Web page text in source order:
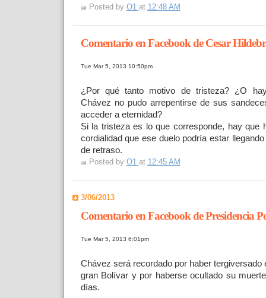
Posted by O1 at 12:48 AM
Comentario en Facebook de Cesar
Tue Mar 5, 2013 10:50pm
¿Por qué tanto motivo de tristeza? ¿O
Chávez no pudo arrepentirse de sus
acceder a eternidad?
Si la tristeza es lo que corresponde, hay que
cordialidad que ese duelo podría estar
de retraso.
Posted by O1 at 12:45 AM
3/06/2013
Comentario en Facebook de Presidencia
Tue Mar 5, 2013 6:01pm
Chávez será recordado por haber tergiversado
gran Bolívar y por haberse ocultado su
días.